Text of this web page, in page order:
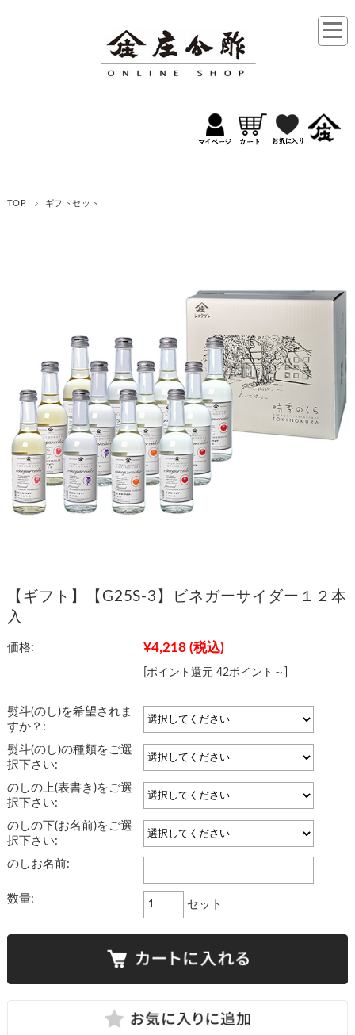
TOP ギフトセット
【ギフト】【G25S-3】ビネガーサイダー１２本
入
価格: ¥4,218 (税込)
[ポイント還元 42ポイント～]
熨斗(のし)を希望されま
すか？:
熨斗(のし)の種類をご選
択下さい:
のしの上(表書き)をご選
択下さい:
のしの下(お名前)をご選
択下さい:
のしお名前:
数量: セット